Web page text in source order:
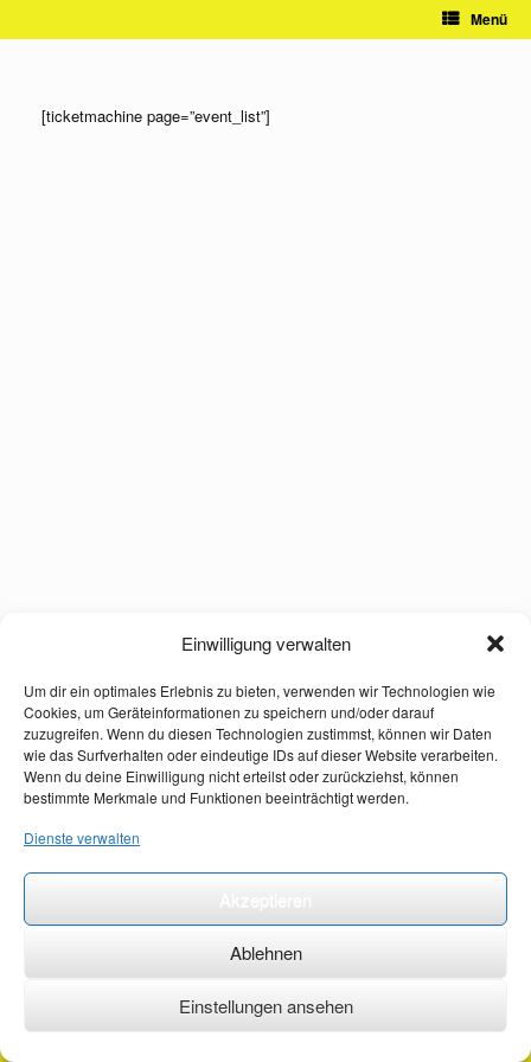
Einwilligung verwalten
Um dir ein optimales Erlebnis zu bieten, verwenden wir Technologien wie
Cookies, um Geräteinformationen zu speichern und/oder darauf
zuzugreifen. Wenn du diesen Technologien zustimmst, können wir Daten
wie das Surfverhalten oder eindeutige IDs auf dieser Website verarbeiten.
Wenn du deine Einwilligung nicht erteilst oder zurückziehst, können
bestimmte Merkmale und Funktionen beeinträchtigt werden.
Dienste verwalten
Ablehnen
Einstellungen ansehen
Menü
[ticketmachine page=”event_list”]
©2026 ·erstehilfekurs-mauch.de ·AGB ·Datenschutzerklärung ·Impressum ·